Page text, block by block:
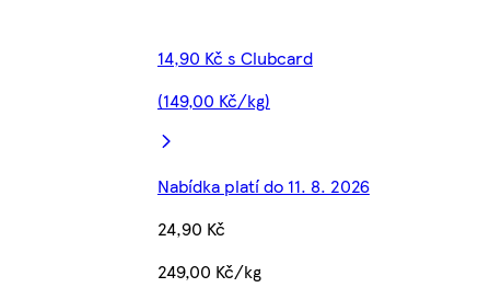
14,90 Kč s Clubcard
(149,00 Kč/kg)
Nabídka platí do 11. 8. 2026
24,90 Kč
249,00 Kč/kg